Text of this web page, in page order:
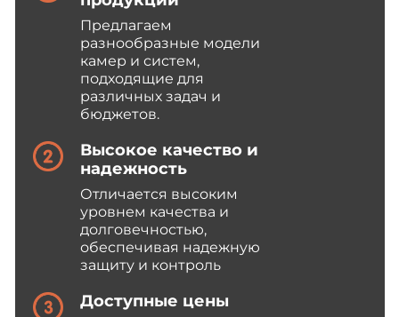
Предлагаем
разнообразные модели
камер и систем,
подходящие для
различных задач и
бюджетов.
Высокое качество и
надежность
Отличается высоким
уровнем качества и
долговечностью,
обеспечивая надежную
защиту и контроль
Доступные цены